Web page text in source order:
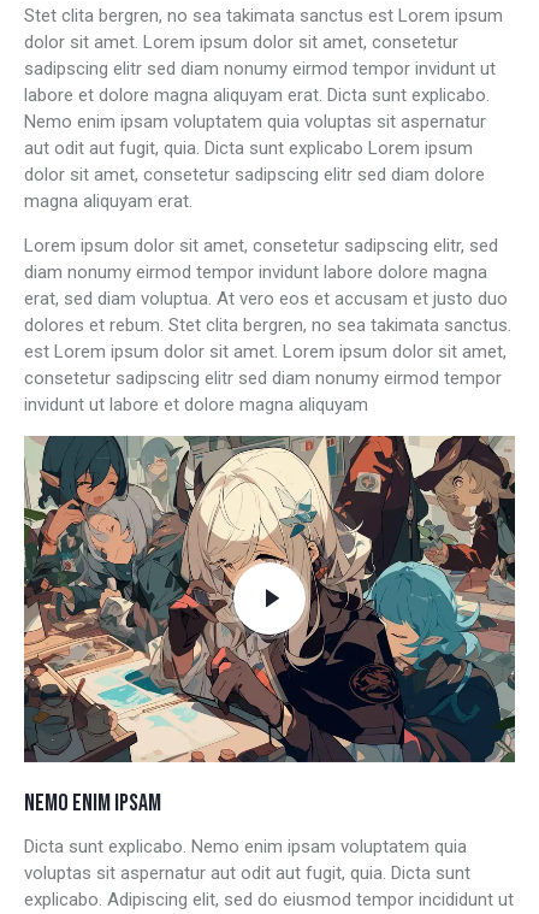
Stet clita bergren, no sea takimata sanctus est Lorem ipsum
dolor sit amet. Lorem ipsum dolor sit amet, consetetur
sadipscing elitr sed diam nonumy eirmod tempor invidunt ut
labore et dolore magna aliquyam erat. Dicta sunt explicabo.
Nemo enim ipsam voluptatem quia voluptas sit aspernatur
aut odit aut fugit, quia. Dicta sunt explicabo Lorem ipsum
dolor sit amet, consetetur sadipscing elitr sed diam dolore
magna aliquyam erat.
Lorem ipsum dolor sit amet, consetetur sadipscing elitr, sed
diam nonumy eirmod tempor invidunt labore dolore magna
erat, sed diam voluptua. At vero eos et accusam et justo duo
dolores et rebum. Stet clita bergren, no sea takimata sanctus.
est Lorem ipsum dolor sit amet. Lorem ipsum dolor sit amet,
consetetur sadipscing elitr sed diam nonumy eirmod tempor
invidunt ut labore et dolore magna aliquyam
NEMO ENIM IPSAM
Dicta sunt explicabo. Nemo enim ipsam voluptatem quia
voluptas sit aspernatur aut odit aut fugit, quia. Dicta sunt
explicabo. Adipiscing elit, sed do eiusmod tempor incididunt ut